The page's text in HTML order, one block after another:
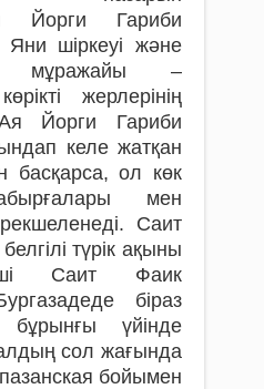
Йорги Гариби
Яни шіркеуі және
мұражайы –
жерлерінің
Йорги Гариби
келе жатқан
басқарса, ол көк
мен
Саит
түрік ақыны
Саит Фаик
біраз
үйінде
сол жағында
бойымен